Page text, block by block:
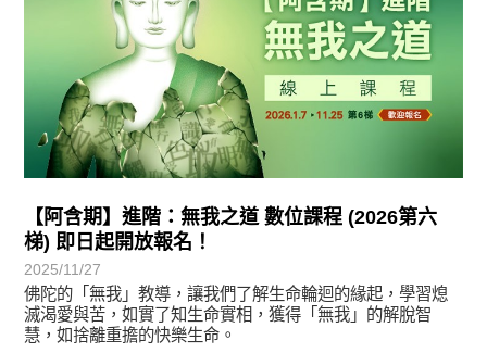
【阿含期】進階：無我之道 數位課程 (2026第六
梯) 即日起開放報名！
2025/11/27
佛陀的「無我」教導，讓我們了解生命輪迴的緣起，學習熄
滅渴愛與苦，如實了知生命實相，獲得「無我」的解脫智
慧，如捨離重擔的快樂生命。